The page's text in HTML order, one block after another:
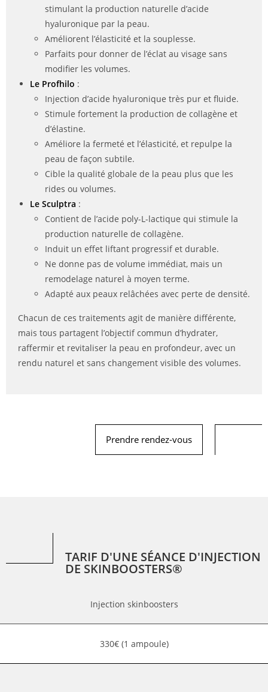
stimulant la production naturelle d’acide
hyaluronique par la peau.
Améliorent l’élasticité et la souplesse.
Parfaits pour donner de l’éclat au visage sans
modifier les volumes.
Le Profhilo :
Injection d’acide hyaluronique très pur et fluide.
Stimule fortement la production de collagène et
d’élastine.
Améliore la fermeté et l’élasticité, et repulpe la
peau de façon subtile.
Cible la qualité globale de la peau plus que les
rides ou volumes.
Le Sculptra :
Contient de l’acide poly-L-lactique qui stimule la
production naturelle de collagène.
Induit un effet liftant progressif et durable.
Ne donne pas de volume immédiat, mais un
remodelage naturel à moyen terme.
Adapté aux peaux relâchées avec perte de densité.
Chacun de ces traitements agit de manière différente,
mais tous partagent l’objectif commun d’hydrater,
raffermir et revitaliser la peau en profondeur, avec un
rendu naturel et sans changement visible des volumes.
Prendre rendez-vous
TARIF D'UNE SÉANCE D'INJECTION
DE SKINBOOSTERS®
Injection skinboosters
330€ (1 ampoule)